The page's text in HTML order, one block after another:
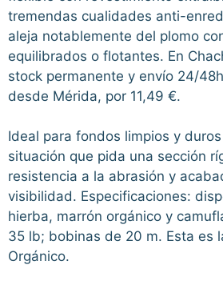
tremendas cualidades anti-
aleja notablemente del plomo
equilibrados o flotantes. En
stock permanente y envío 24/
desde Mérida, por 11,49 €.
Ideal para fondos limpios y
situación que pida una sección
resistencia a la abrasión y
visibilidad. Especificaciones:
hierba, marrón orgánico y
35 lb; bobinas de 20 m. Esta es
Orgánico.